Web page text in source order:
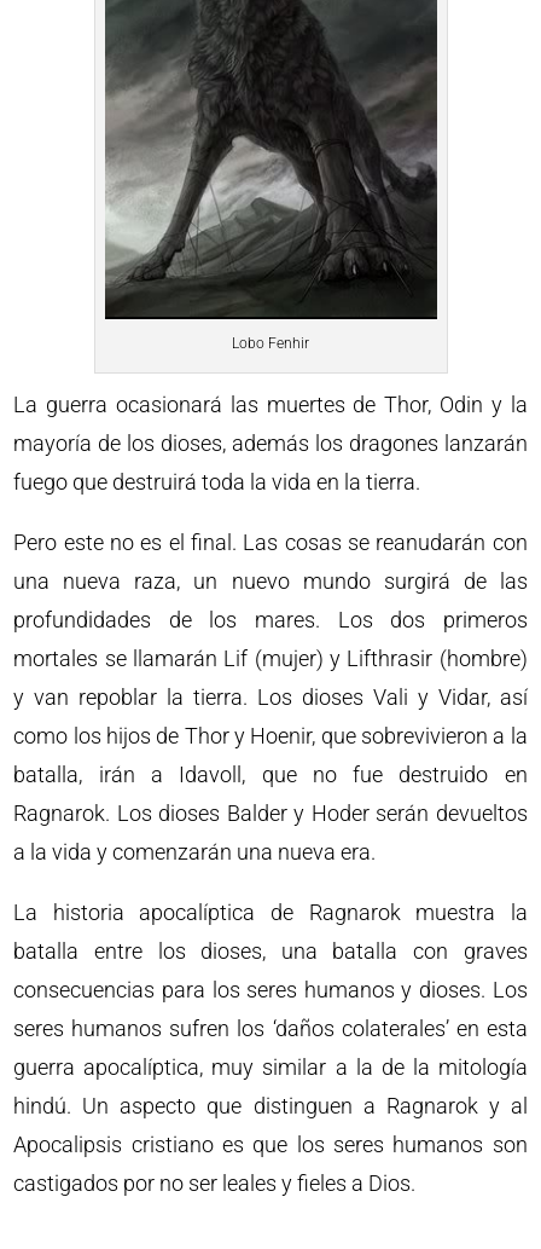
Lobo Fenhir
La guerra ocasionará las muertes de Thor, Odin y la
mayoría de los dioses, además los dragones lanzarán
fuego que destruirá toda la vida en la tierra.
Pero este no es el final. Las cosas se reanudarán con
una nueva raza, un nuevo mundo surgirá de las
profundidades de los mares. Los dos primeros
mortales se llamarán Lif (mujer) y Lifthrasir (hombre)
y van repoblar la tierra. Los dioses Vali y Vidar, así
como los hijos de Thor y Hoenir, que sobrevivieron a la
batalla, irán a Idavoll, que no fue destruido en
Ragnarok. Los dioses Balder y Hoder serán devueltos
a la vida y comenzarán una nueva era.
La historia apocalíptica de Ragnarok muestra la
batalla entre los dioses, una batalla con graves
consecuencias para los seres humanos y dioses. Los
seres humanos sufren los ‘daños colaterales’ en esta
guerra apocalíptica, muy similar a la de la mitología
hindú. Un aspecto que distinguen a Ragnarok y al
Apocalipsis cristiano es que los seres humanos son
castigados por no ser leales y fieles a Dios.